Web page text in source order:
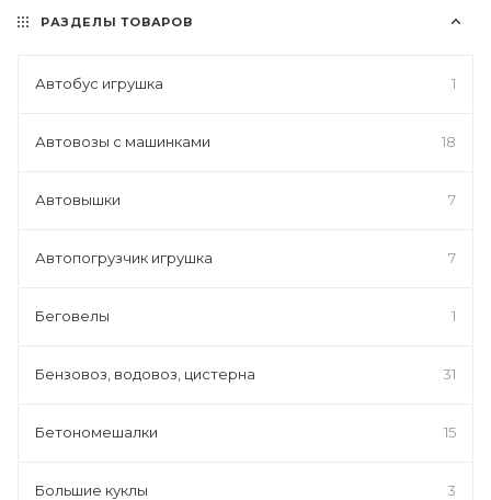
РАЗДЕЛЫ ТОВАРОВ
Автобус игрушка 1
Автовозы с машинками 18
Автовышки 7
Автопогрузчик игрушка 7
Беговелы 1
Бензовоз, водовоз, цистерна 31
Бетономешалки 15
Большие куклы 3